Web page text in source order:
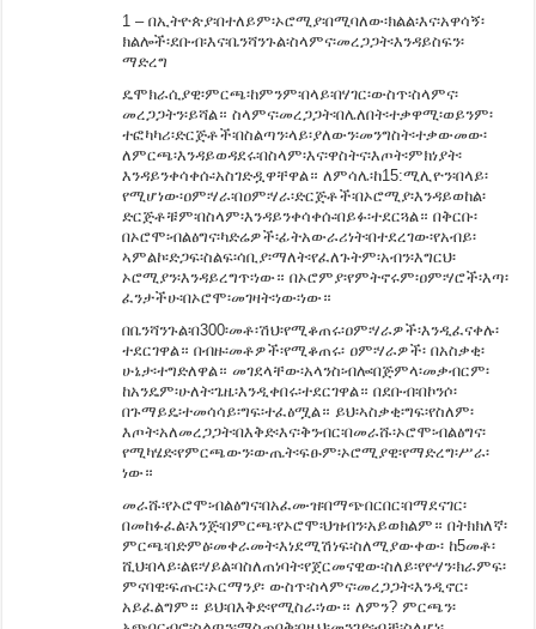
1 – በኢትዮጵያ፡በተለይም፡ኦሮሚያ፡በሚባለው፡ክልል፡እና፡አዋሳኝ፡
ክልሎች፡ደቡብ፡እና፡ቤንሻንጉል፡ስላምና፡መረጋጋት፡እንዳይስፍን፡
ማድረግ
ዴሞክራሲያዊ፡ምርጫ፡ከምንም፡በላይ፡በሃገር፡ውስጥ፡ስላምና፡
መረጋጋትን፡ይሻል። ስላምና፡መረጋጋት፡በሌለበት፡ተቃዋሚ፡ወይንም፡
ተፎካካሪ፡ድርጅቶች፡በስልጣን፡ላይ፡ያለውን፡መንግስት፡ተቃውመው፡
ለምርጫ፡እንዳይወዳደሩ፡በስላም፡እና፡ዋስትና፡እጦት፡ምክነያት፡
እንዳይንቀሳቀሱ፡አስገድዷዋቸዋል። ለምሳሌ፡ከ15:ሚሊዮን፡በላይ፡
የሚሆነው፡ዐም፡ሃራ፡በዐም፡ሃራ፡ድርጅቶች፡በኦሮሚያ፡እንዳይወከል፡
ድርጅቶቹም፡በስላም፡እንዳይንቀሳቀሱ፡በይፉ፡ተደርጓል። በቅርቡ፡
በኦሮሞ፡ብልፅግና፡ካድሬዎች፡ፊትአውራሪነት፡በተደረገው፡የአብይ፡
ኣምልኮ፡ድጋፍ፡ስልፍ፡ሳቢያ፡ማለት፡የፈለጉትም፡አብን፡እግርህ፡
ኦሮሚያን፡እንዳይረግጥ፡ነው። በኦሮምያ፡የምትኖሩም፡ዐም፡ሃሮች፡እጣ፡
ፈንታችሁ፡በኦሮሞ፡መገዛት፡ነው፡ነው።
በቤንሻንጉል፡በ300፡መቶ፡ሽህ፡የሚቆጠሩ፡ዐም፡ሃራዎች፡እንዲፈናቀሉ፡
ተደርገዋል። በብዙ፡መቶዎች፡የሚቆጠሩ፡ ዐም፡ሃራዎች፡ በአስቃቂ፡
ሁኔታ፡ተግድለዋል። መገደላቸው፡አላንስ፡ብሎ፡በጅምላ፡መቃብርም፡
ከአንዴም፡ሁለት፡ጌዜ፡እንዲቀበሩ፡ተደርገዋል። በደቡብ፡በኮንሶ፡
በጉማይዴ፡ተመሳሳይ፡ግፍ፡ተፈፅሟል። ይህ፡ኣስቃቂ፡ግፍ፡የስለም፡
እጦት፡አለመረጋጋት፡በእቅድ፡እና፡ቅንብር፡በመራሹ፡ኦሮሞ፡ብልፅግና፡
የሚካሄድ፡የምርጫውን፡ውጤት፡ፍፁም፡ኦሮሚያዊ፡የማድረግ፡ሥራ፡
ነው።
መራሹ፡የኦሮሞ፡ብልፅግና፡በአፈሙዝ፡በማጭበርበር፡በማደናገር፡
በመከፉፈል፡እንጅ፡በምርጫ፡የኦሮሞ፡ህዝብን፡አይወክልም። በትክክለኛ፡
ምርጫ፡በድምፅ፡መቀራመት፡እነደሚሽነፍ፡ስለሚያውቀው፡ ከ5መቶ፡
ሺህ፡በላይ፡ልዩ፡ሃይል፡ባስለጠነባት፡የጀርመናዊው፡ስለይ፡የዮሃን፡ክራምፍ፡
ምናባዊ፡ፍጡር፡ኦርማንያ፡ ውስጥ፡ስላምና፡መረጋጋት፡እንዲኖር፡
አይፈልግም። ይህ፡በእቅድ፡የሚስራ፡ነው። ለምን? ምርጫን፡